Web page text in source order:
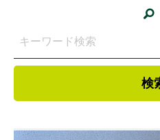
トピックス＆インフォメーション
お役立ち情報
連載・コラム
イベント・セミナー